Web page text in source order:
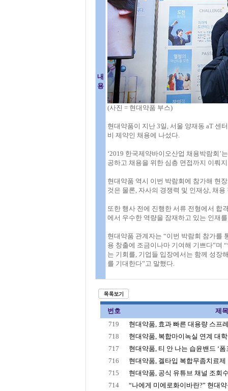
내
용
(사진 = 현대약품 부스)
현대약품이 지난 3일, 서울 양재동 aT 센
비 제약인 채용에 나섰다.
‘2019 한국제약바이오산업 채용박람회’
공하고 채용을 위한 심층 면접까지 이뤄
현대약품 역시 이번 박람회에 참가해 현
것은 물론, 자사의 경쟁력 및 인재상, 채
또한 행사 전에 진행한 서류 전형에서 합
에서 우수한 역량을 잠재하고 있는 인재
현대약품 관계자는 “이번 박람회 참가를
용 창출에 조금이나마 기여해 기쁘다”며
는 기회를, 기업들 입장에서는 함께 성장
를 기대한다”고 말했다.
번호
제목
719
현대약품, 효과 빠른 대용량 스프
718
현대약품, 복합마이녹실 연계 대
717
현대약품, 티 안 나는 습윤밴드 ‘폼
716
현대약품, 겔타입 복합무좀치료제
715
현대약품, 공식 유튜브 채널 조회
714
“나에게 미에로화이바란?” 현대약